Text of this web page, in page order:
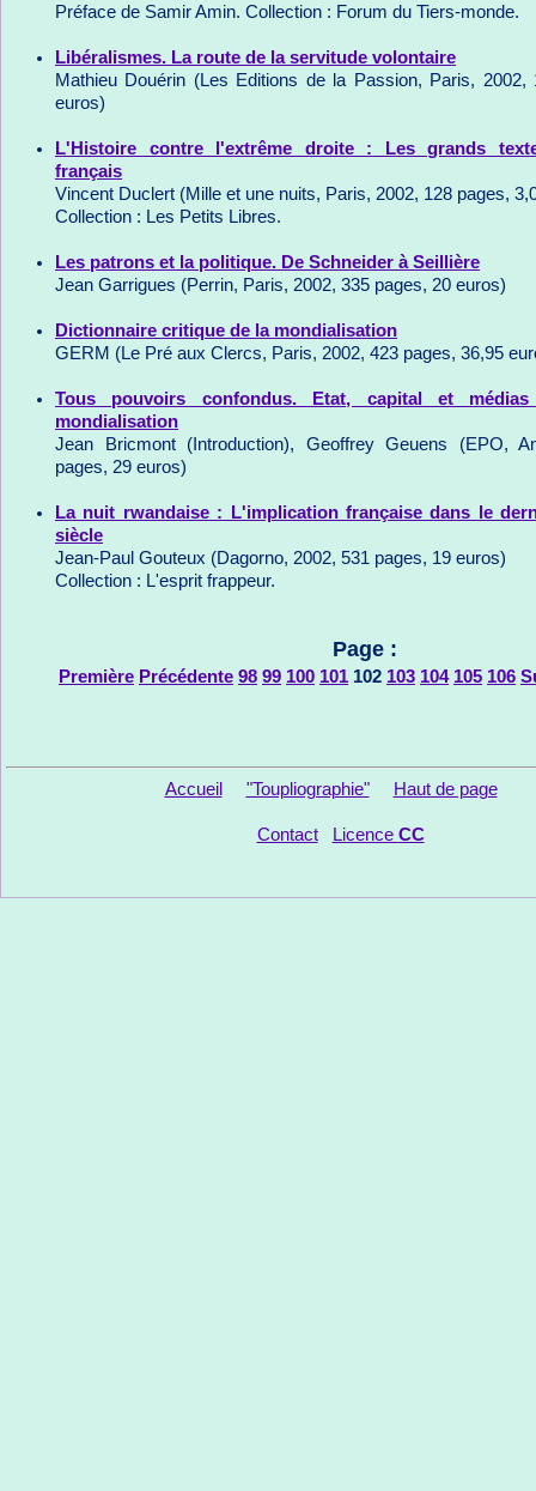
Préface de Samir Amin. Collection : Forum du Tiers-monde.
Libéralismes. La route de la servitude volontaire
Mathieu Douérin (Les Editions de la Passion, Paris, 2002,
euros)
L'Histoire contre l'extrême droite : Les grands
français
Vincent Duclert (Mille et une nuits, Paris, 2002, 128 pages,
Collection : Les Petits Libres.
Les patrons et la politique. De Schneider à Seillière
Jean Garrigues (Perrin, Paris, 2002, 335 pages, 20 euros)
Dictionnaire critique de la mondialisation
GERM (Le Pré aux Clercs, Paris, 2002, 423 pages, 36,95
Tous pouvoirs confondus. Etat, capital et
mondialisation
Jean Bricmont (Introduction), Geoffrey Geuens (EPO,
pages, 29 euros)
La nuit rwandaise : L'implication française dans le
siècle
Jean-Paul Gouteux (Dagorno, 2002, 531 pages, 19 euros)
Collection : L'esprit frappeur.
Page :
Première Précédente 98 99 100 101 102 103 104 105 106
Accueil "Toupliographie" Haut de page
Contact Licence CC